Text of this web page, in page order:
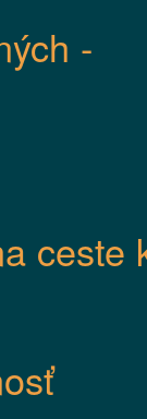
-
ceste